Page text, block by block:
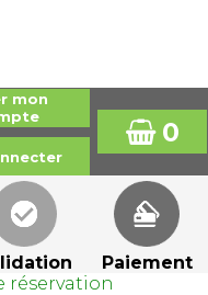
0
Paiement
réservation